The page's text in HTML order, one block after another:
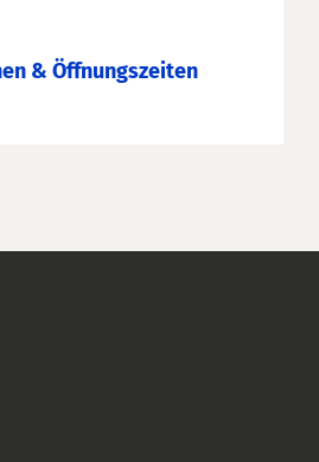
& Öffnungszeiten